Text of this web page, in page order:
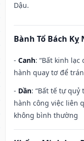
Dậu.
Bành Tổ Bách Kỵ
- Canh: “Bất kinh
hành quay tơ để
- Dần: “Bất tế tự
hành công việc liên
không bình thường